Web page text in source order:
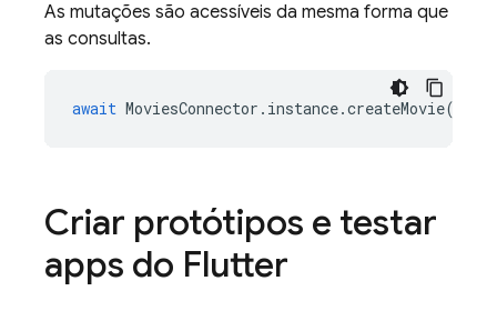
As mutações são acessíveis da mesma forma que
as consultas.
await MoviesConnector . instance.createMovie({
Criar protótipos e testar
apps do Flutter